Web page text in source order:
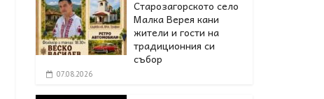
Старозагорското село
Малка Верея кани
жители и гости на
традиционния си
събор
07.08.2026